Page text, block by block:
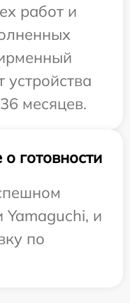
работ и
месяцев.
готовности
Yamaguchi, и
по